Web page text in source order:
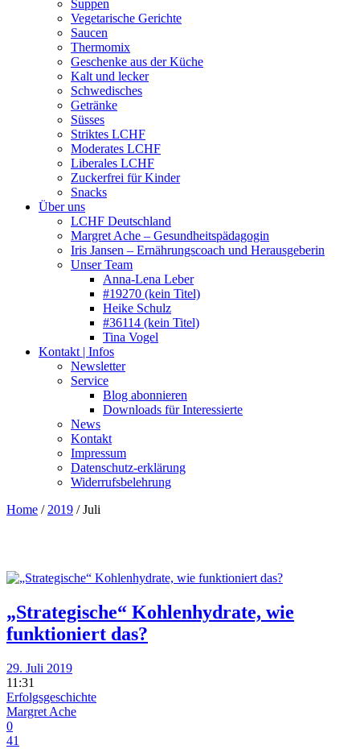
Suppen
Vegetarische Gerichte
Saucen
Thermomix
Geschenke aus der Küche
Kalt und lecker
Schwedisches
Getränke
Süsses
Striktes LCHF
Moderates LCHF
Liberales LCHF
Zuckerfrei für Kinder
Snacks
Über uns
LCHF Deutschland
Margret Ache – Gesundheitspädagogin
Iris Jansen – Ernährungscoach und Herausgeberin
Unser Team
Anna-Lena Leber
#19270 (kein Titel)
Heike Schulz
#36114 (kein Titel)
Tina Vogel
Kontakt | Infos
Newsletter
Service
Blog abonnieren
Downloads für Interessierte
News
Kontakt
Impressum
Datenschutz-erklärung
Widerrufsbelehrung
Home / 2019 /Juli
„Strategische“ Kohlenhydrate, wie
funktioniert das?
29. Juli 2019
11:31
Erfolgsgeschichte
Margret Ache
0
41